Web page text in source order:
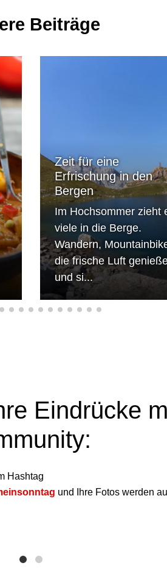
Beiträge
Zeit für eine
Erfrischung in den
Bergen
Im Hochsommer zieht
viele in die Berge.
Wandern,
die frische Luft
und si...
Eindrücke
Hashtag
und Ihre Fotos werden